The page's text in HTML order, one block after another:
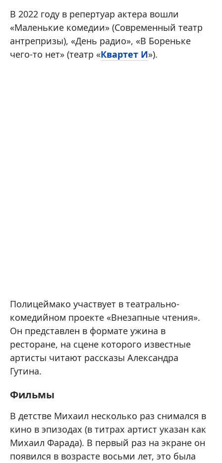
В 2022 году в репертуар актера вошли
«Маленькие комедии» (Современный театр
антрепризы), «День радио», «В Бореньке
чего-то нет» (театр «Квартет И»).
Полицеймако участвует в театрально-
комедийном проекте «Внезапные чтения».
Он представлен в формате ужина в
ресторане, на сцене которого известные
артисты читают рассказы Александра
Гутина.
Фильмы
В детстве Михаил несколько раз снимался в
кино в эпизодах (в титрах артист указан как
Михаил Фарада). В первый раз на экране он
появился в возрасте восьми лет, это была